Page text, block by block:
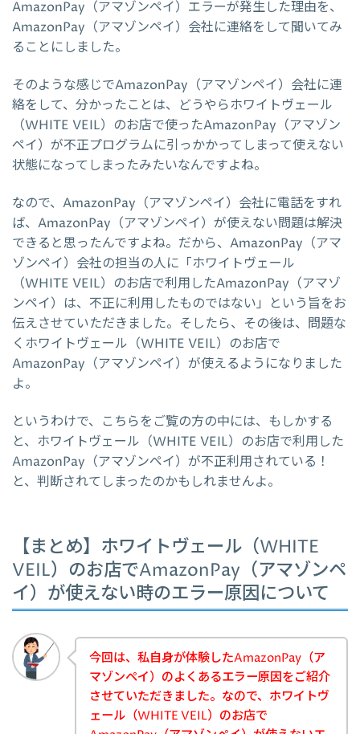
AmazonPay（アマゾンペイ）エラーが発生した理由を、
AmazonPay（アマゾンペイ）会社に連絡をして聞いてみ
ることにしました。
そのような感じでAmazonPay（アマゾンペイ）会社に連
絡をして、分かったことは、どうやらホワイトヴェール
（WHITE VEIL）のお店で使ったAmazonPay（アマゾン
ペイ）が不正プログラムに引っかかってしまって使えない
状態になってしまったみたいなんですよね。
なので、AmazonPay（アマゾンペイ）会社に電話をすれ
ば、AmazonPay（アマゾンペイ）が使えない問題は解決
できると思ったんですよね。だから、AmazonPay（アマ
ゾンペイ）会社の担当の人に「ホワイトヴェール
（WHITE VEIL）のお店で利用したAmazonPay（アマゾ
ンペイ）は、不正に利用したものではない」という旨をお
伝えさせていただきました。そしたら、その後は、問題な
くホワイトヴェール（WHITE VEIL）のお店で
AmazonPay（アマゾンペイ）が使えるようになりました
よ。
というわけで、こちらをご覧の方の中には、もしかする
と、ホワイトヴェール（WHITE VEIL）のお店で利用した
AmazonPay（アマゾンペイ）が不正利用されている！
と、判断されてしまったのかもしれませんよ。
【まとめ】ホワイトヴェール（WHITE
VEIL）のお店でAmazonPay（アマゾンペ
イ）が使えない時のエラー原因について
今回は、私自身が体験したAmazonPay（ア
マゾンペイ）のよくあるエラー原因をご紹介
させていただきました。なので、ホワイトヴ
ェール（WHITE VEIL）のお店で